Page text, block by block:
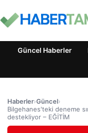
Güncel Haberler
Haberler›Güncel›
Bilgehanes'teki deneme
destekliyor – EĞİTİM